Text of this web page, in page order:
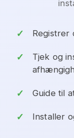
Registrer
Tjek og
Guide til
Installer